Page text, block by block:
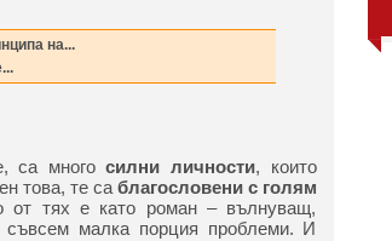
на...
са многосилни личности, които
това, те са благословени с голям
от тях е като роман – вълнуващ,
малка порция проблеми. И